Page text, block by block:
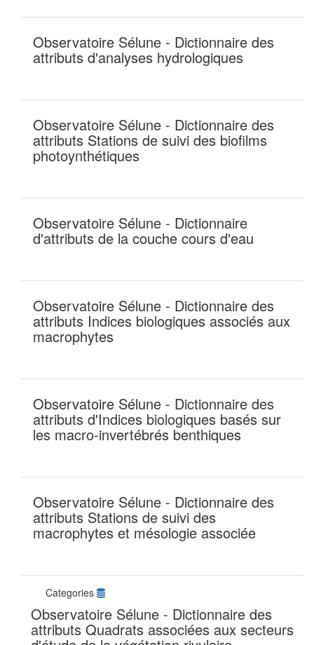
Observatoire Sélune - Dictionnaire des
attributs d'analyses hydrologiques
Observatoire Sélune - Dictionnaire des
attributs Stations de suivi des biofilms
photoynthétiques
Observatoire Sélune - Dictionnaire
d'attributs de la couche cours d'eau
Observatoire Sélune - Dictionnaire des
attributs Indices biologiques associés aux
macrophytes
Observatoire Sélune - Dictionnaire des
attributs d'Indices biologiques basés sur
les macro-invertébrés benthiques
Observatoire Sélune - Dictionnaire des
attributs Stations de suivi des
macrophytes et mésologie associée
Categories
Observatoire Sélune - Dictionnaire des
attributs Quadrats associées aux secteurs